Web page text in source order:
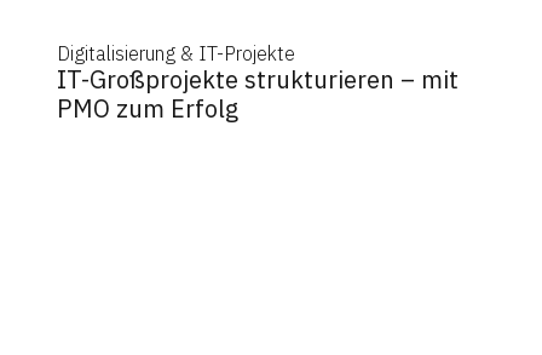
Digitalisierung & IT-Projekte
IT-Großprojekte strukturieren – mit
PMO zum Erfolg